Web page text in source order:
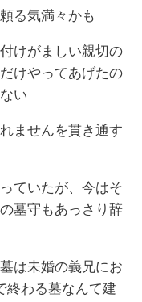
る気満々かも
けがましい親切の
けやってあげたの
い
ませんを貫き通す
ていたが、今はそ
墓守もあっさり辞
は未婚の義兄にお
終わる墓なんて建